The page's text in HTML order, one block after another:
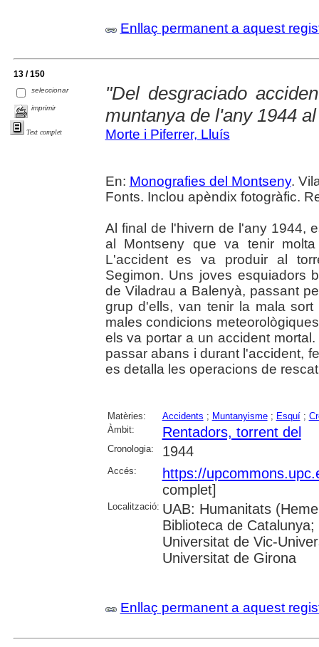
Enllaç permanent a aquest
13 / 150
seleccionar
imprimir
Text complet
"Del desgraciado
muntanya de l'any 1944
Morte i Piferrer, Lluís
En: Monografies del Montseny.
Fonts. Inclou apèndix fotogràfic.
Al final de l'hivern de l'any 1944,
al Montseny que va tenir
L'accident es va produir al
Segimon. Uns joves esquiadors
de Viladrau a Balenyà, passant
grup d'ells, van tenir la mala
males condicions
els va portar a un accident
passar abans i durant l'accident,
es detalla les operacions de
Matèries: Accidents ; Muntanyisme; Esquí;
Àmbit:
Rentadors, torrent del
Cronologia: 1944
Accés:
https://
complet]
Localització: UAB: Humanitats
Biblioteca de
Universitat de Vic-
Universitat de Girona
Enllaç permanent a aquest